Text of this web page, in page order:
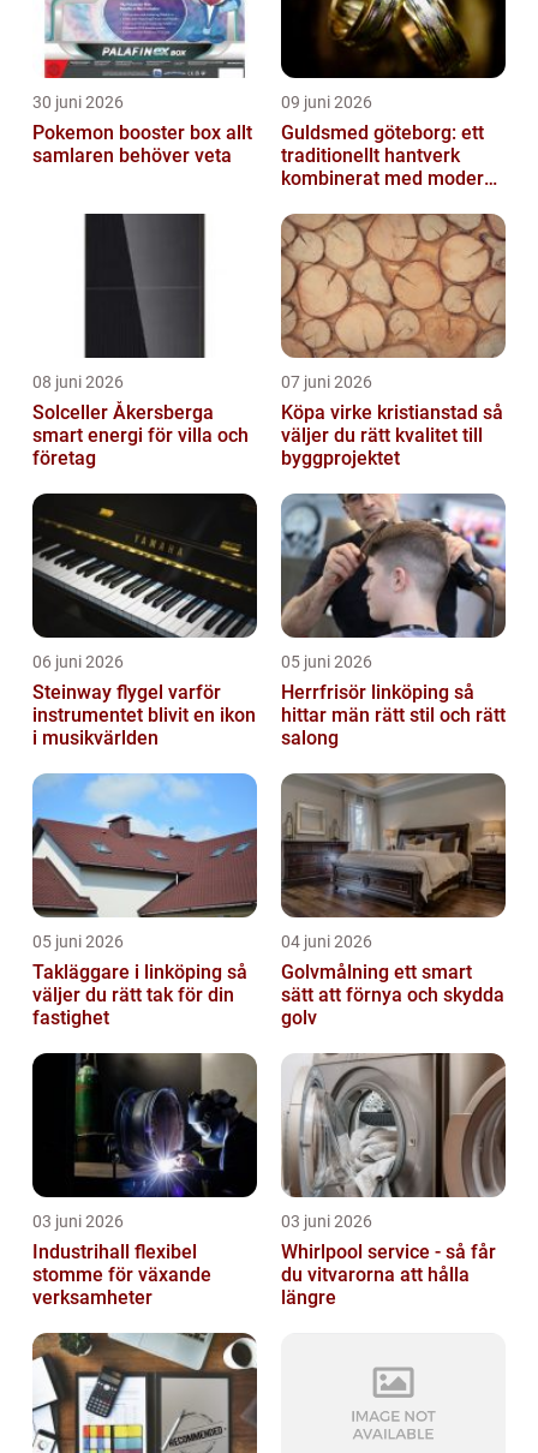
30 juni 2026
Pokemon booster box allt
samlaren behöver veta
09 juni 2026
Guldsmed göteborg: ett
traditionellt hantverk
kombinerat med modern
08 juni 2026
Solceller Åkersberga
smart energi för villa och
företag
07 juni 2026
Köpa virke kristianstad så
väljer du rätt kvalitet till
byggprojektet
06 juni 2026
Steinway flygel varför
instrumentet blivit en ikon
i musikvärlden
05 juni 2026
Herrfrisör linköping så
hittar män rätt stil och rätt
salong
05 juni 2026
Takläggare i linköping så
väljer du rätt tak för din
fastighet
04 juni 2026
Golvmålning ett smart
sätt att förnya och skydda
golv
03 juni 2026
Industrihall flexibel
stomme för växande
verksamheter
03 juni 2026
Whirlpool service - så får
du vitvarorna att hålla
längre